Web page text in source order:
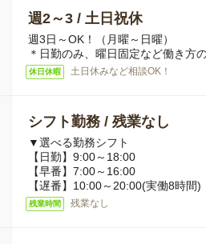
週2～3 / 土日祝休
週3日～OK！（月曜～日曜）
＊日勤のみ、曜日固定など働き方
休日休暇 土日休みなど相談OK！
シフト勤務 / 残業なし
▼選べる勤務シフト
【日勤】9:00～18:00
【早番】7:00～16:00
【遅番】10:00～20:00(実働8時間)
残業時間 残業なし